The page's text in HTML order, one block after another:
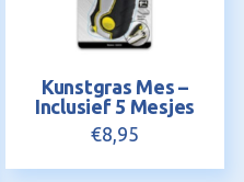
Kunstgras Mes –
Inclusief 5 Mesjes
€8,95